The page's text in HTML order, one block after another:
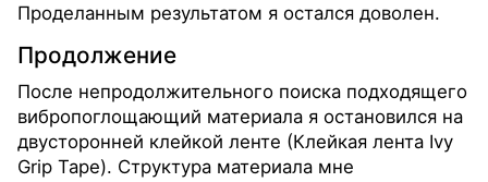
Проделанным результатом я остался доволен.
Продолжение
После непродолжительного поиска подходящего
вибропоглощающий материала я остановился на
двусторонней клейкой ленте (Клейкая лента Ivy
Grip Tape). Структура материала мне